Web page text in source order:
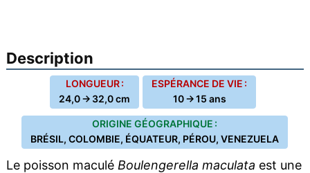
Description
LONGUEUR :
24,0 → 32,0 cm
ESPÉRANCE DE VIE :
10 → 15 ans
ORIGINE GÉOGRAPHIQUE :
BRÉSIL, COLOMBIE, ÉQUATEUR, PÉROU, VENEZUELA
Le poisson maculé Boulengerella maculata est une